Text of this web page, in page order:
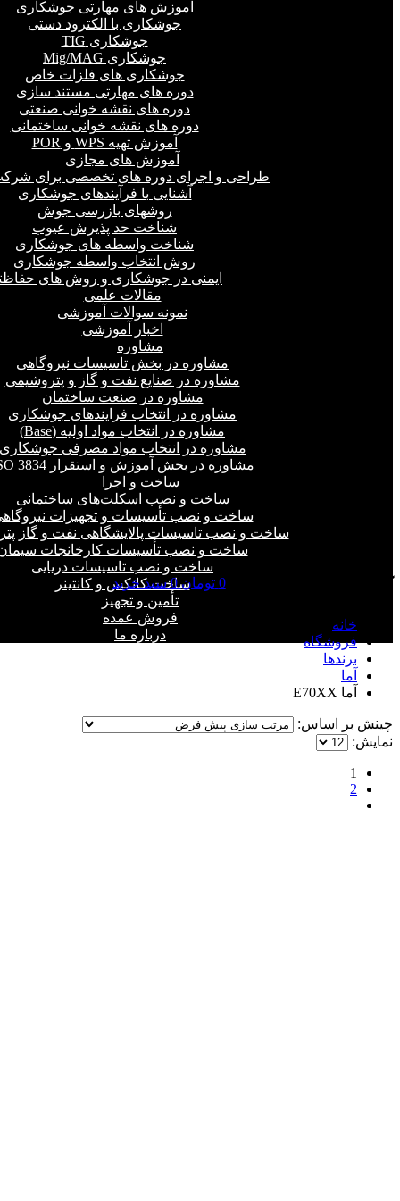
آموزش های مهارتی جوشکاری
جوشکاری با الکترود دستی
جوشکاری TIG
جوشکاری Mig/MAG
جوشکاری های فلزات خاص
دوره های مهارتی مستند سازی
دوره های نقشه خوانی صنعتی
دوره های نقشه خوانی ساختمانی
آموزش تهیه WPS و POR
آموزش های مجازی
طراحی و اجرای دوره های تخصصی برای
آشنایی با فرآیندهای جوشکاری
روشهای بازرسی جوش
شناخت حد پذیرش عیوب
شناخت واسطه های جوشکاری
روش انتخاب واسطه جوشکاری
ایمنی در جوشکاری و روش های
مقالات علمی
نمونه سوالات آموزشی
اخبار آموزشی
مشاوره
مشاوره در بخش تاسیسات نیروگاهی
مشاوره در صنایع نفت و گاز و پتروشیمی
مشاوره در صنعت ساختمان
مشاوره در انتخاب فرایند‌های جوشکاری
مشاوره در انتخاب مواد اولیه (Base)
مشاوره در انتخاب مواد مصرفی
مشاوره در بخش آموزش و استقرار ISO 3834
ساخت و اجرا
ساخت و نصب اسکلت‌های ساختمانی
ساخت و نصب تأسیسات و تجهیزات
ساخت و نصب تاسیسات پالایشگاهی نفت و گاز
ساخت و نصب تأسیسات کارخانجات
ساخت و نصب تاسیسات دریایی
ساخت کانکس و کانتینر
تأمین و تجهیز
فروش عمده
درباره ما
0 تومان 0 سبد خرید
خانه
فروشگاه
برندها
آما
آما E70XX
چینش بر اساس:
نمایش:
1
2